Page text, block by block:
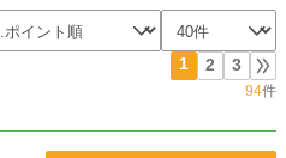
1 2 3
94件